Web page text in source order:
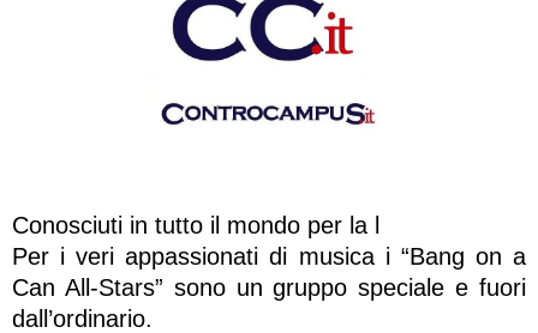
Conosciuti in tutto il mondo per la l
Per i veri appassionati di musica i “Bang on a
Can All-Stars” sono un gruppo speciale e fuori
dall’ordinario.